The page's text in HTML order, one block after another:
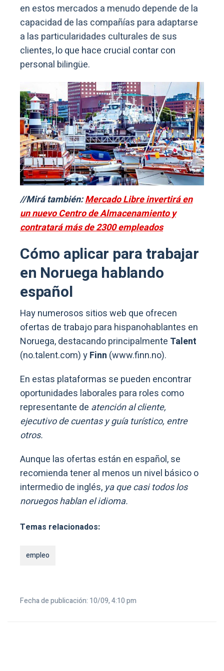
en estos mercados a menudo depende de la
capacidad de las compañías para adaptarse
a las particularidades culturales de sus
clientes, lo que hace crucial contar con
personal bilingüe.
//Mirá también:Mercado Libre invertirá en
un nuevo Centro de Almacenamiento y
contratará más de 2300 empleados
Cómo aplicar para trabajar
en Noruega hablando
español
Hay numerosos sitios web que ofrecen
ofertas de trabajo para hispanohablantes en
Noruega, destacando principalmente Talent
(no.talent.com) yFinn (www.finn.no).
En estas plataformas se pueden encontrar
oportunidades laborales para roles como
representante de atención al cliente,
ejecutivo de cuentas y guía turístico, entre
otros.
Aunque las ofertas están en español, se
recomienda tener al menos un nivel básico o
intermedio de inglés, ya que casi todos los
noruegos hablan el idioma.
Temas relacionados:
empleo
Fecha de publicación: 10/09, 4:10 pm